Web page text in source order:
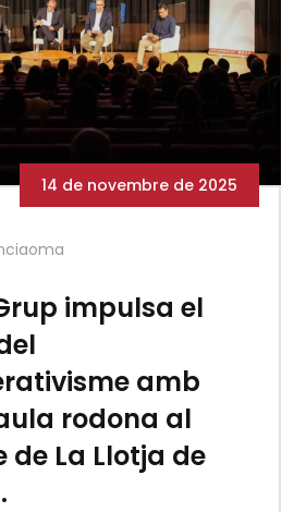
14 de novembre de 2025
impulsa el
amb
rodona al
de La Llotja de